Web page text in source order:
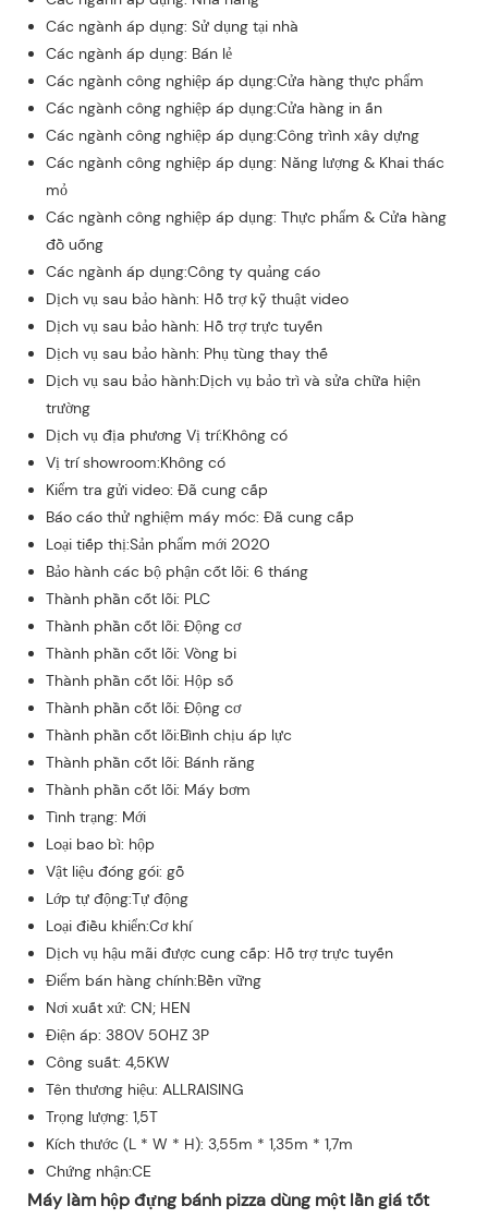
Các ngành áp dụng: Sử dụng tại nhà
Các ngành áp dụng: Bán lẻ
Các ngành công nghiệp áp dụng:Cửa hàng thực phẩm
Các ngành công nghiệp áp dụng:Cửa hàng in ấn
Các ngành công nghiệp áp dụng:Công trình xây dựng
Các ngành công nghiệp áp dụng: Năng lượng & Khai thác
mỏ
Các ngành công nghiệp áp dụng: Thực phẩm & Cửa hàng
đồ uống
Các ngành áp dụng:Công ty quảng cáo
Dịch vụ sau bảo hành: Hỗ trợ kỹ thuật video
Dịch vụ sau bảo hành: Hỗ trợ trực tuyến
Dịch vụ sau bảo hành: Phụ tùng thay thế
Dịch vụ sau bảo hành:Dịch vụ bảo trì và sửa chữa hiện
trường
Dịch vụ địa phương Vị trí:Không có
Vị trí showroom:Không có
Kiểm tra gửi video: Đã cung cấp
Báo cáo thử nghiệm máy móc: Đã cung cấp
Loại tiếp thị:Sản phẩm mới 2020
Bảo hành các bộ phận cốt lõi: 6 tháng
Thành phần cốt lõi: PLC
Thành phần cốt lõi: Động cơ
Thành phần cốt lõi: Vòng bi
Thành phần cốt lõi: Hộp số
Thành phần cốt lõi: Động cơ
Thành phần cốt lõi:Bình chịu áp lực
Thành phần cốt lõi: Bánh răng
Thành phần cốt lõi: Máy bơm
Tình trạng: Mới
Loại bao bì: hộp
Vật liệu đóng gói: gỗ
Lớp tự động:Tự động
Loại điều khiển:Cơ khí
Dịch vụ hậu mãi được cung cấp: Hỗ trợ trực tuyến
Điểm bán hàng chính:Bền vững
Nơi xuất xứ: CN; HEN
Điện áp: 380V 50HZ 3P
Công suất: 4,5KW
Tên thương hiệu: ALLRAISING
Trọng lượng: 1,5T
Kích thước (L * W * H): 3,55m * 1,35m * 1,7m
Chứng nhận:CE
Máy làm hộp đựng bánh pizza dùng một lần giá tốt